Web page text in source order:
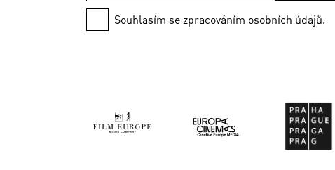
Souhlasím se zpracováním osobních údajů.